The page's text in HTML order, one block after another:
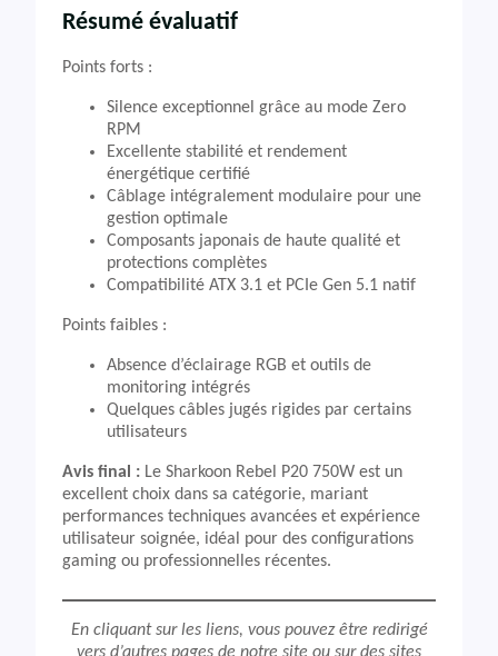
Résumé évaluatif
Points forts :
Silence exceptionnel grâce au mode Zero
RPM
Excellente stabilité et rendement
énergétique certifié
Câblage intégralement modulaire pour une
gestion optimale
Composants japonais de haute qualité et
protections complètes
Compatibilité ATX 3.1 et PCIe Gen 5.1 natif
Points faibles :
Absence d’éclairage RGB et outils de
monitoring intégrés
Quelques câbles jugés rigides par certains
utilisateurs
Avis final : Le Sharkoon Rebel P20 750W est un
excellent choix dans sa catégorie, mariant
performances techniques avancées et expérience
utilisateur soignée, idéal pour des configurations
gaming ou professionnelles récentes.
En cliquant sur les liens, vous pouvez être redirigé